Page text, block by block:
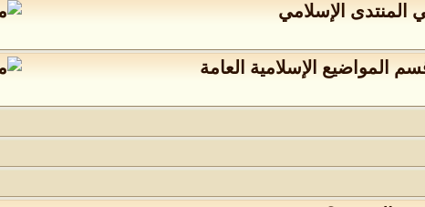
المنتدى الإسلامي
المواضيع الإسلامية العامة